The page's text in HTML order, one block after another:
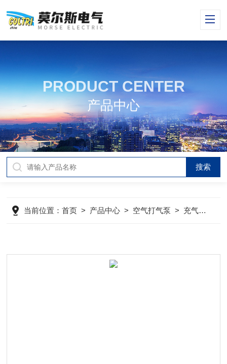
PRODUCT CENTER
产品中心
当前位置：首页 > 产品中心 > 空气打气泵 > 充气泵